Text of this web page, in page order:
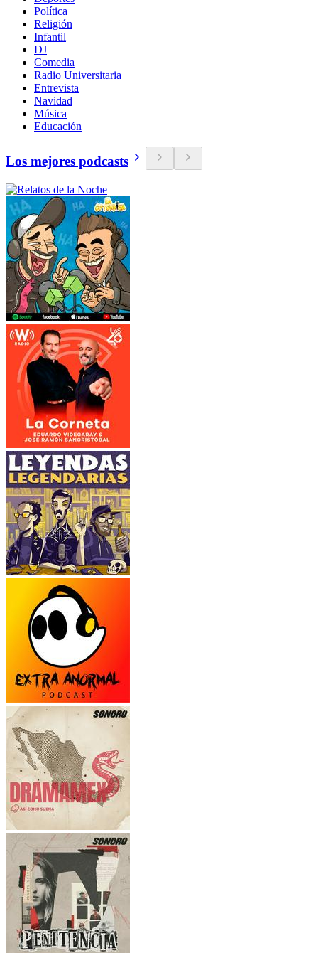
Política
Religión
Infantil
DJ
Comedia
Radio Universitaria
Entrevista
Navidad
Música
Educación
Los mejores podcasts